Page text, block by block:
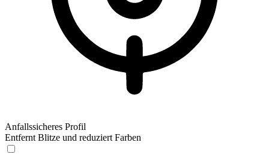
Anfallssicheres Profil
Entfernt Blitze und reduziert Farben